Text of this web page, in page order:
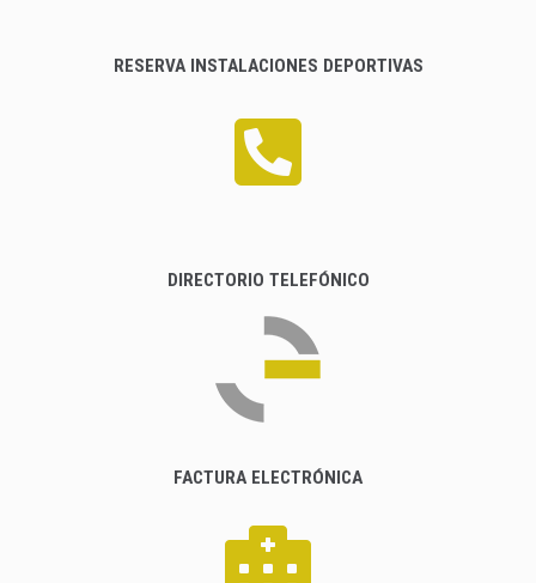
RESERVA INSTALACIONES DEPORTIVAS
DIRECTORIO TELEFÓNICO
FACTURA ELECTRÓNICA